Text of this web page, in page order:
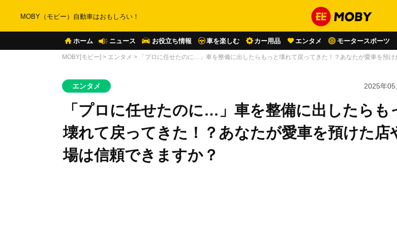
MOBY（モビー）自動車はおもしろい！
ホーム ニュース お役立ち情報 車を楽しむ カー用品 エンタメ モータースポーツ
MOBY[モビー] > エンタメ > 「プロに任せたのに…」車を整備に出したらもっと壊れて戻ってきた！？あなたが愛車を預
エンタメ 2025年05
「プロに任せたのに…」車を整備に出したらも
壊れて戻ってきた！？あなたが愛車を預けた店
場は信頼できますか？